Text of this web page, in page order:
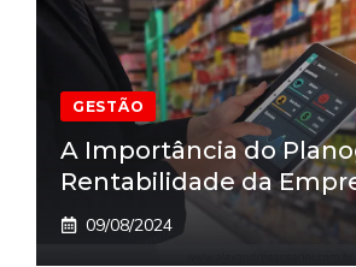
GESTÃO
A Importância do
Rentabilidade da
09/08/2024